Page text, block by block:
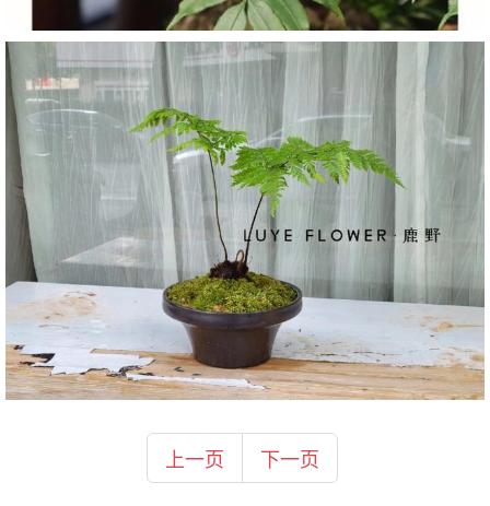
上一页 下一页